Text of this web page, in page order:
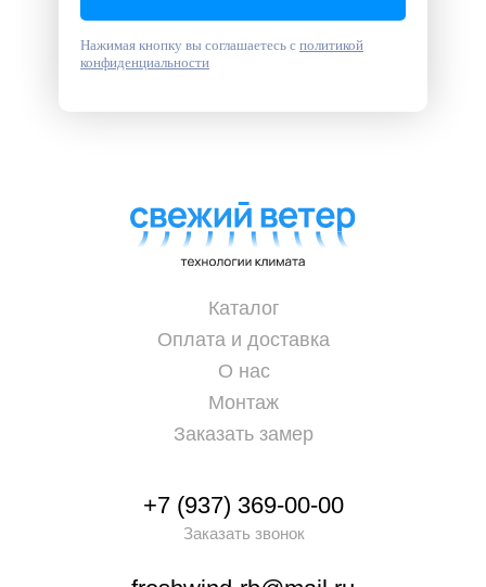
Нажимая кнопку вы соглашаетесь с политикой
конфиденциальности
+7 (937) 369-00-00
Заказать звонок
Каталог
Оплата и доставка
О нас
Монтаж
Заказать замер